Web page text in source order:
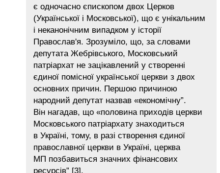
є одночасно єпископом двох Церков
(Української і Московської), що є унікальним
і неканонічним випадком у історії
Православ'я. Зрозуміло, що, за словами
депутата Жебрівського, Московський
патріархат не зацікавлений у створенні
єдиної помісної української церкви з двох
основних причин. Першою причиною
народний депутат назвав «економічну”.
Він нагадав, що «половина приходів церкви
Московського патріархату знаходиться
в Україні, тому, в разі створення єдиної
православної церкви в Україні, церква
МП позбавиться значних фінансових
ресурсів” [3].